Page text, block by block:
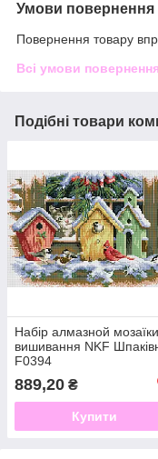
Умови повернення
Повернення товару
Всі умови повернення
Подібні товари
Набір алмазной мозаїки
вишивання NKF
F0394
889,20 ₴
Купити